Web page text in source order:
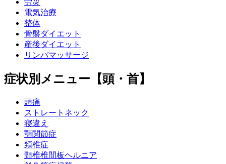
労災
電気治療
整体
骨盤ダイエット
産後ダイエット
リンパマッサージ
症状別メニュー【頭・首】
頭痛
ストレートネック
寝違え
顎関節症
頚椎症
頸椎椎間板ヘルニア